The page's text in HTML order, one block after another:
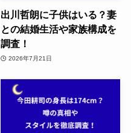
出川哲朗に子供はいる？妻
との結婚生活や家族構成を
調査！
2026年7月21日